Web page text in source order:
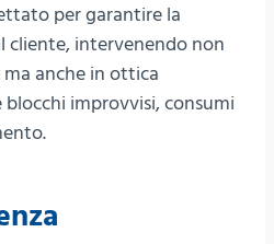
per garantire la
cliente, intervenendo non
anche in ottica
improvvisi, consumi